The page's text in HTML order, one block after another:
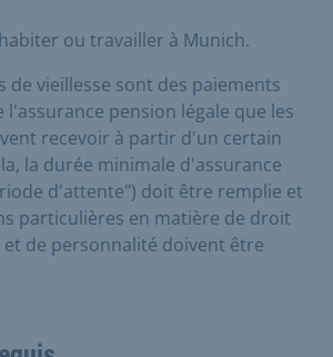
ou travailler à Munich.
de vieillesse sont des paiements
l'assurance pension légale que les
recevoir à partir d'un certain
la durée minimale d'assurance
d'attente") doit être remplie et
particulières en matière de droit
et de personnalité doivent être